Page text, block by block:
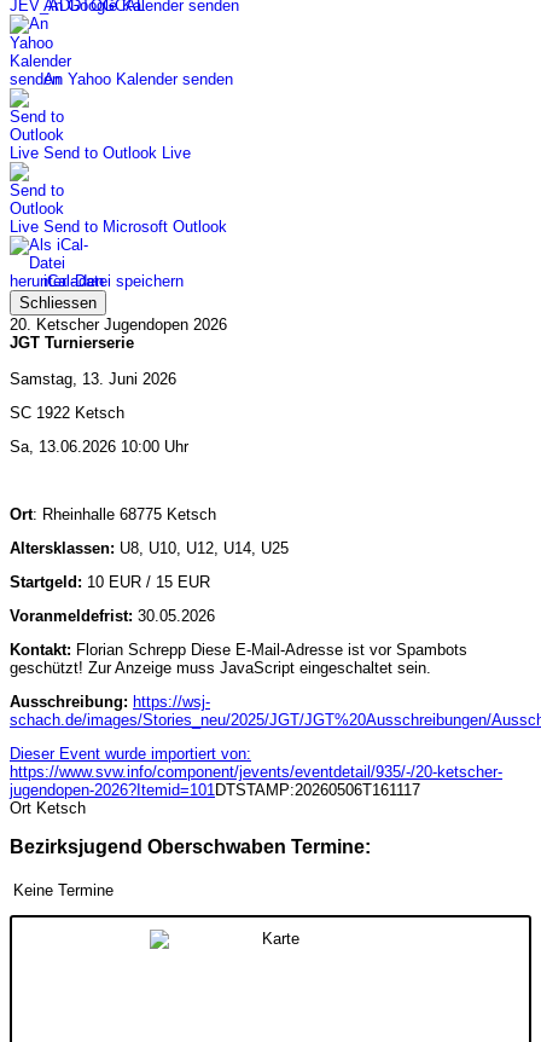
An Google Kalender senden
An Yahoo Kalender senden
Send to Outlook Live
Send to Microsoft Outlook
iCal-Datei speichern
Schliessen
20. Ketscher Jugendopen 2026
JGT Turnierserie
Samstag, 13. Juni 2026
SC 1922 Ketsch
Sa, 13.06.2026 10:00 Uhr
Ort: Rheinhalle 68775 Ketsch
Altersklassen: U8, U10, U12, U14, U25
Startgeld: 10 EUR / 15 EUR
Voranmeldefrist: 30.05.2026
Kontakt: Florian Schrepp Diese E-Mail-Adresse ist vor Spambots
geschützt! Zur Anzeige muss JavaScript eingeschaltet sein.
Ausschreibung: https://wsj-
schach.de/images/Stories_neu/2025/JGT/JGT%20Ausschreibungen/
Dieser Event wurde importiert von:
https://www.svw.info/component/jevents/eventdetail/935/-/20-ketscher-
jugendopen-2026?Itemid=101DTSTAMP:20260506T161117
Ort Ketsch
Bezirksjugend Oberschwaben Termine:
Keine Termine